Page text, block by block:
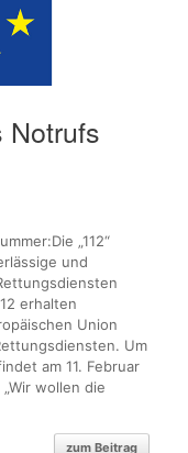
Notrufs
„112“
und
erhalten
Union
Um
am 11. Februar
wollen die
zum Beitrag